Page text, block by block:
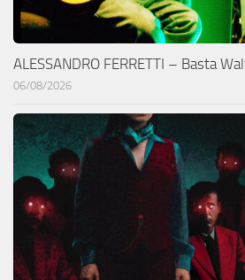
ALESSANDRO FERRETTI – Basta
06/08/2026